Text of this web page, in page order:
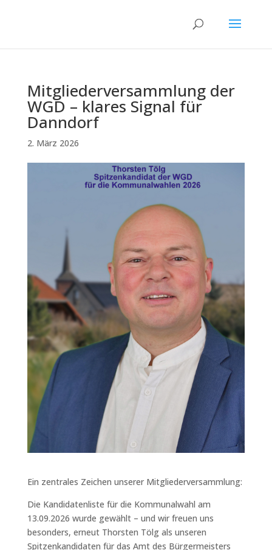
Mitgliederversammlung der
WGD – klares Signal für
Danndorf
2. März 2026
Ein zentrales Zeichen unserer Mitgliederversammlung:
Die Kandidatenliste für die Kommunalwahl am
13.09.2026 wurde gewählt – und wir freuen uns
besonders, erneut Thorsten Tölg als unseren
Spitzenkandidaten für das Amt des Bürgermeisters